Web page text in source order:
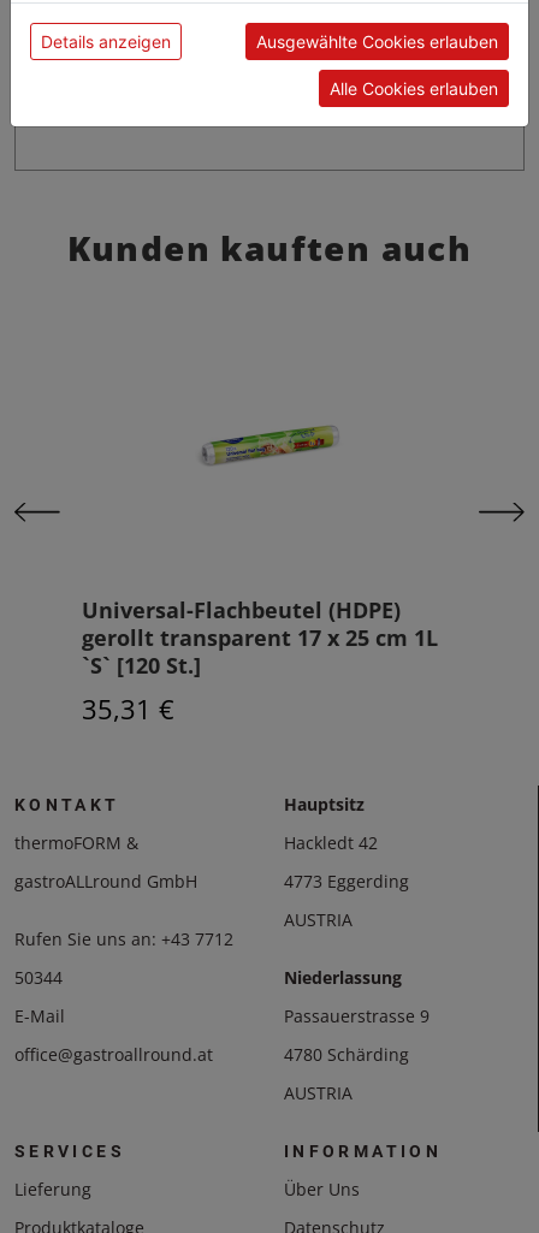
Kunden kauften auch
Universal-Flachbeutel (HDPE)
gerollt transparent 17 x 25 cm 1L
`S` [120 St.]
35,31 €
KONTAKT
thermoFORM &
gastroALLround GmbH
Rufen Sie uns an: +43 7712
50344
E-Mail
office@gastroallround.at
Hauptsitz
Hackledt 42
4773 Eggerding
AUSTRIA
Niederlassung
Passauerstrasse 9
4780 Schärding
AUSTRIA
SERVICES
Lieferung
Produktkataloge
INFORMATION
Über Uns
Datenschutz
Details anzeigen Ausgewählte Cookies erlauben
Alle Cookies erlauben